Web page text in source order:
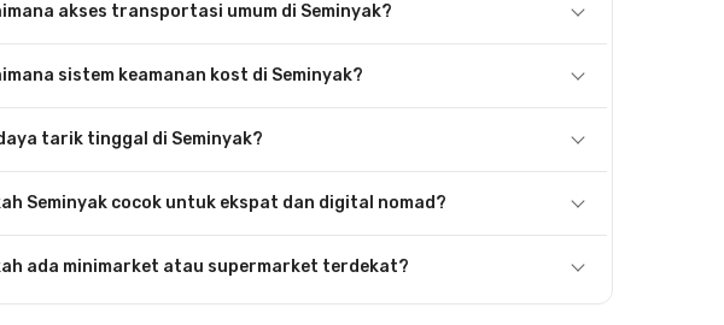
akses transportasi umum di Seminyak?
sistem keamanan kost di Seminyak?
tarik tinggal di Seminyak?
Seminyak cocok untuk ekspat dan digital nomad?
ada minimarket atau supermarket terdekat?